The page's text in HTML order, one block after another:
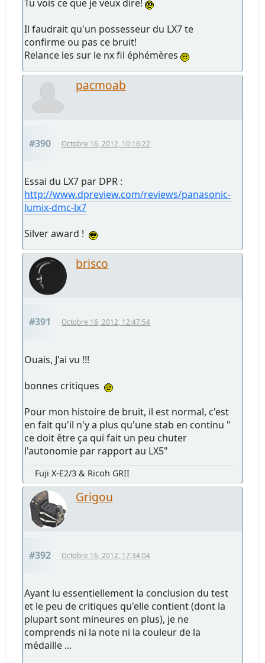
Tu vois ce que je veux dire!
Il faudrait qu'un possesseur du LX7 te
confirme ou pas ce bruit!
Relance les sur le nx fil éphémères
pacmoab
#390 Octobre 16, 2012, 10:16:22
Essai du LX7 par DPR :
http://www.dpreview.com/reviews/panasonic-
lumix-dmc-lx7
Silver award !
brisco
#391 Octobre 16, 2012, 12:47:54
Ouais, J'ai vu !!!
bonnes critiques
Pour mon histoire de bruit, il est normal, c'est
en fait qu'il n'y a plus qu'une stab en continu "
ce doit être ça qui fait un peu chuter
l'autonomie par rapport au LX5"
Fuji X-E2/3 & Ricoh GRII
Grigou
#392 Octobre 16, 2012, 17:34:04
Ayant lu essentiellement la conclusion du test
et le peu de critiques qu'elle contient (dont la
plupart sont mineures en plus), je ne
comprends ni la note ni la couleur de la
médaille ...